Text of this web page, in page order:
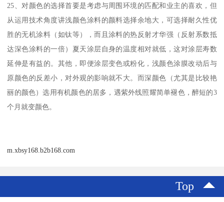
25、对颜色的选择首要是考虑与周围环境的匹配和业主的喜欢，但
从运用技术角度讲浅颜色涂料的颜料选择余地大，可选择耐久性优
胜的无机涂料（如钛等），而且涂料的热反射才华强（反射系数抵
达深色涂料的一倍）夏天涂层自身的温度相对就低，这对涂层寿数
延伸是有益的。其他，即便涂层变色或粉化，浅颜色涂膜改动后与
原颜色的反差小，对外观的影响就不大。而深颜色（尤其是比较艳
丽的颜色）选用有机颜色的居多，遇紫外线照耀简单褪色，醉短的3
个月就变颜色。
m.xbsy168.b2b168.com
Top